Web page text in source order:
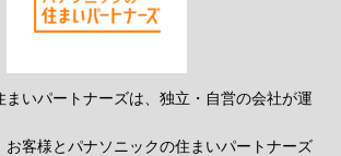
まいパートナーズは、独立・自営の会社が運
お客様とパナソニックの住まいパートナーズ